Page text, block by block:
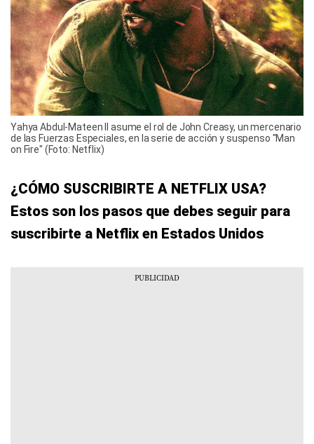
Yahya Abdul-Mateen II asume el rol de John Creasy, un mercenario
de las Fuerzas Especiales, en la serie de acción y suspenso "Man
on Fire" (Foto: Netflix)
¿CÓMO SUSCRIBIRTE A NETFLIX USA?
Estos son los pasos que debes seguir para
suscribirte a Netflix en Estados Unidos